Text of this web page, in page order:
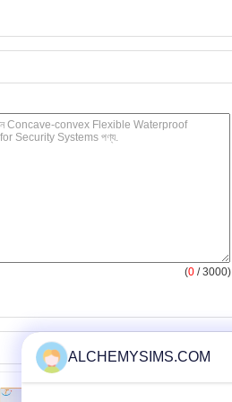
(0 / 3000)
ALCHEMYSIMS.COM